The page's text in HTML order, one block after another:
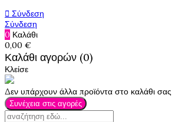
 Σύνδεση
Σύνδεση
0 Καλάθι
0,00 €
Καλάθι αγορών (0)
Κλείσε
Δεν υπάρχουν άλλα προϊόντα στο καλάθι σας
Συνέχεια στις αγορές